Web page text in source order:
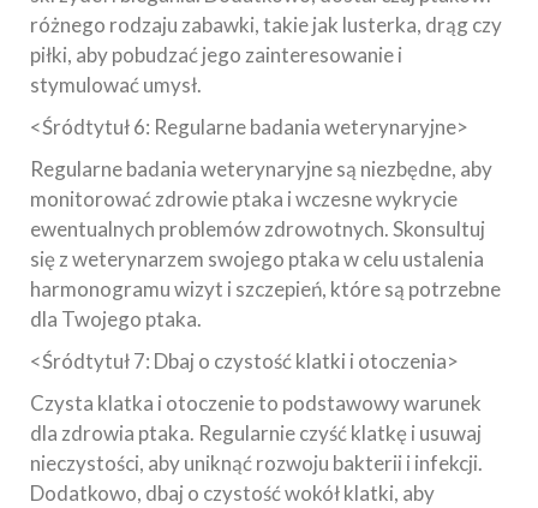
różnego rodzaju zabawki, takie jak lusterka, drąg czy
piłki, aby pobudzać jego zainteresowanie i
stymulować umysł.
<Śródtytuł 6: Regularne badania weterynaryjne>
Regularne badania weterynaryjne są niezbędne, aby
monitorować zdrowie ptaka i wczesne wykrycie
ewentualnych problemów zdrowotnych. Skonsultuj
się z weterynarzem swojego ptaka w celu ustalenia
harmonogramu wizyt i szczepień, które są potrzebne
dla Twojego ptaka.
<Śródtytuł 7: Dbaj o czystość klatki i otoczenia>
Czysta klatka i otoczenie to podstawowy warunek
dla zdrowia ptaka. Regularnie czyść klatkę i usuwaj
nieczystości, aby uniknąć rozwoju bakterii i infekcji.
Dodatkowo, dbaj o czystość wokół klatki, aby